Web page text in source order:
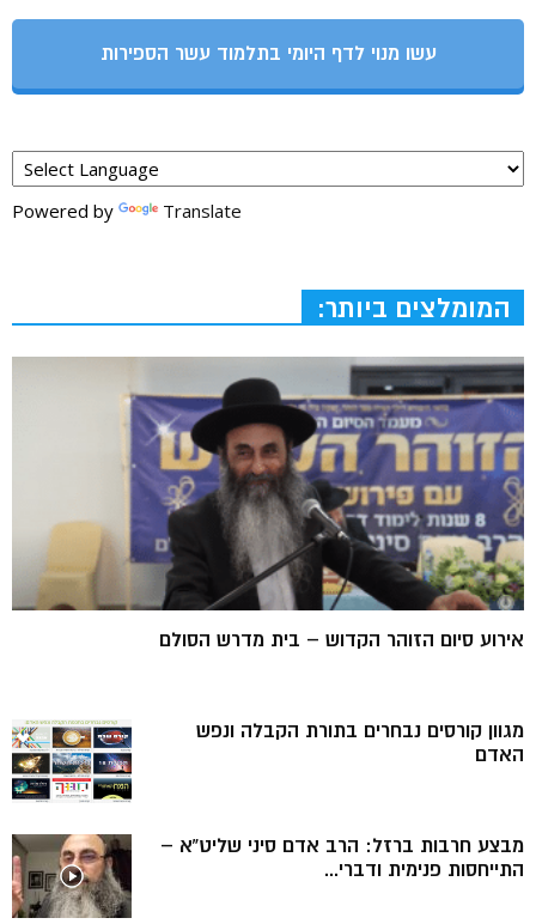
עשו מנוי לדף היומי בתלמוד עשר הספירות
Powered by Translate
המומלצים ביותר:
אירוע סיום הזוהר הקדוש – בית מדרש הסולם
מגוון קורסים נבחרים בתורת הקבלה ונפש
האדם
מבצע חרבות ברזל: הרב אדם סיני שליט”א –
התייחסות פנימית ודברי...